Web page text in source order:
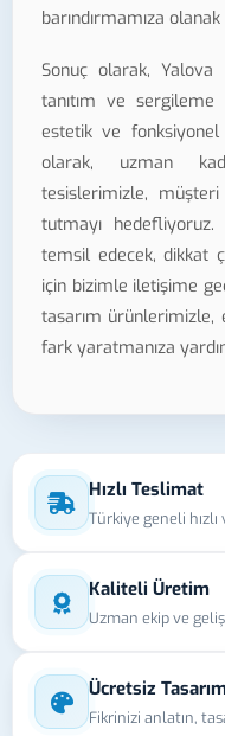
barındırmamıza olanak
Sonuç olarak,
tanıtım ve sergileme
estetik ve
olarak, uzman
tesislerimizle,
tutmayı
temsil edecek, dikkat
için bizimle iletişime
tasarım ürünlerimizle,
fark yaratmanıza
Hızlı Teslimat
Türkiye geneli hızlı
Kaliteli Üretim
Uzman ekip ve
Ücretsiz
Fikrinizi anlatın,